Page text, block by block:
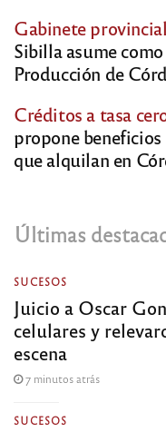
Gabinete
Sibilla asume
Producción de
Créditos a tasa
propone beneficios
que alquilan en
Últimas
SUCESOS
Juicio a Oscar
celulares y
escena
7 minutos atrás
SUCESOS